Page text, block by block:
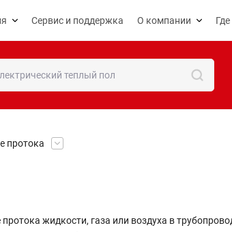
Сервис и поддержка О компании
протока
жидкости, газа или воздуха в